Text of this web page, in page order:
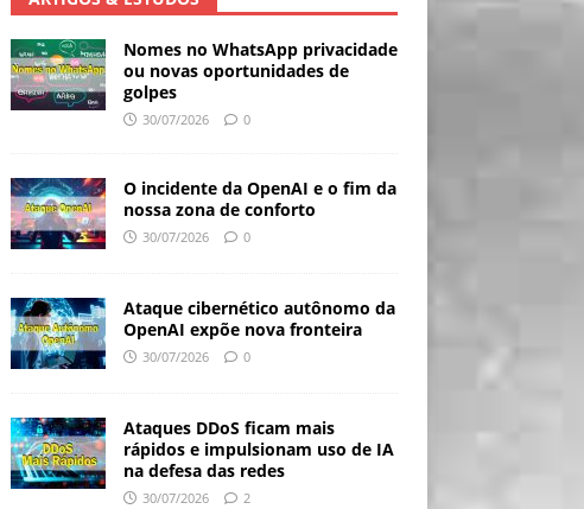
Nomes no WhatsApp privacidade
ou novas oportunidades de
golpes
30/07/2026 0
O incidente da OpenAI e o fim da
nossa zona de conforto
30/07/2026 0
Ataque cibernético autônomo da
OpenAI expõe nova fronteira
30/07/2026 0
Ataques DDoS ficam mais
rápidos e impulsionam uso de IA
na defesa das redes
30/07/2026 2